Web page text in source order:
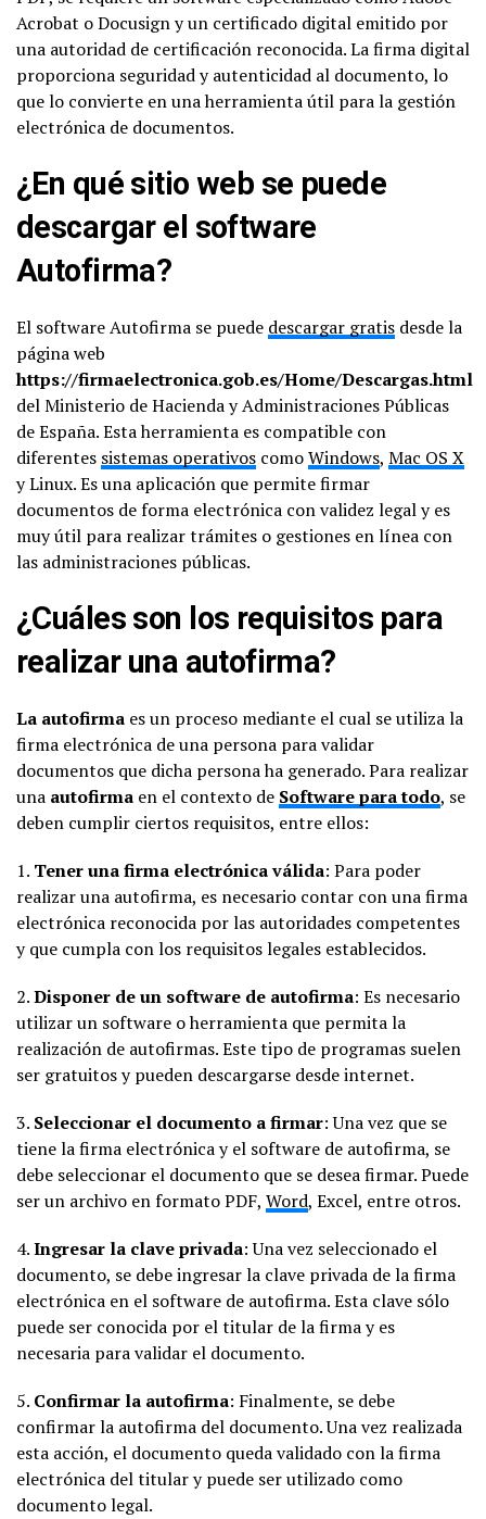
Acrobat o Docusign y un certificado digital emitido por
una autoridad de certificación reconocida. La firma digital
proporciona seguridad y autenticidad al documento, lo
que lo convierte en una herramienta útil para la gestión
electrónica de documentos.
¿En qué sitio web se puede
descargar el software
Autofirma?
El software Autofirma se puede descargar gratis desde la
página web
https://firmaelectronica.gob.es/Home/Descargas.html
del Ministerio de Hacienda y Administraciones Públicas
de España. Esta herramienta es compatible con
diferentes sistemas operativos comoWindows, Mac OS X
y Linux. Es una aplicación que permite firmar
documentos de forma electrónica con validez legal y es
muy útil para realizar trámites o gestiones en línea con
las administraciones públicas.
¿Cuáles son los requisitos para
realizar una autofirma?
La autofirma es un proceso mediante el cual se utiliza la
firma electrónica de una persona para validar
documentos que dicha persona ha generado. Para realizar
una autofirma en el contexto de Software para todo, se
deben cumplir ciertos requisitos, entre ellos:
1. Tener una firma electrónica válida: Para poder
realizar una autofirma, es necesario contar con una firma
electrónica reconocida por las autoridades competentes
y que cumpla con los requisitos legales establecidos.
2.Disponer de un software de autofirma: Es necesario
utilizar un software o herramienta que permita la
realización de autofirmas. Este tipo de programas suelen
ser gratuitos y pueden descargarse desde internet.
3. Seleccionar el documento a firmar: Una vez que se
tiene la firma electrónica y el software de autofirma, se
debe seleccionar el documento que se desea firmar. Puede
ser un archivo en formato PDF, Word, Excel, entre otros.
4.Ingresar la clave privada: Una vez seleccionado el
documento, se debe ingresar la clave privada de la firma
electrónica en el software de autofirma. Esta clave sólo
puede ser conocida por el titular de la firma y es
necesaria para validar el documento.
5. Confirmar la autofirma: Finalmente, se debe
confirmar la autofirma del documento. Una vez realizada
esta acción, el documento queda validado con la firma
electrónica del titular y puede ser utilizado como
documento legal.